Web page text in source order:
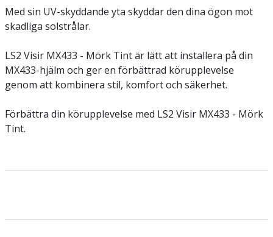
Med sin UV-skyddande yta skyddar den dina ögon mot
skadliga solstrålar.
LS2 Visir MX433 - Mörk Tint är lätt att installera på din
MX433-hjälm och ger en förbättrad körupplevelse
genom att kombinera stil, komfort och säkerhet.
Förbättra din körupplevelse med LS2 Visir MX433 - Mörk
Tint.